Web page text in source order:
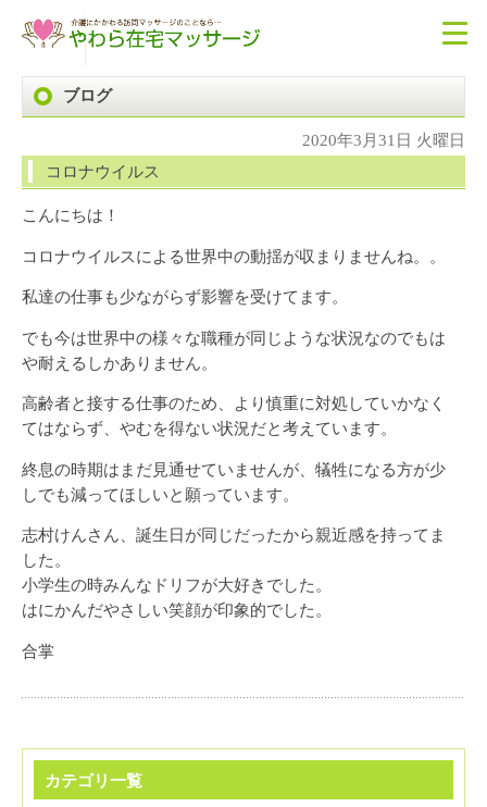
ブログ
2020年3月31日 火曜日
コロナウイルス
こんにちは！
コロナウイルスによる世界中の動揺が収まりませんね。。
私達の仕事も少ながらず影響を受けてます。
でも今は世界中の様々な職種が同じような状況なのでもは
や耐えるしかありません。
高齢者と接する仕事のため、より慎重に対処していかなく
てはならず、やむを得ない状況だと考えています。
終息の時期はまだ見通せていませんが、犠牲になる方が少
しでも減ってほしいと願っています。
志村けんさん、誕生日が同じだったから親近感を持ってま
した。
小学生の時みんなドリフが大好きでした。
はにかんだやさしい笑顔が印象的でした。
合掌
カテゴリ一覧